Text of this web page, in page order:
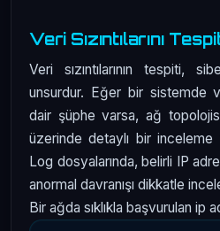
Veri Sızıntılarını
Veri sızıntılarının tespiti,
unsurdur. Eğer bir sistemde
dair şüphe varsa, ağ
üzerinde detaylı bir
Log dosyalarında, belirli IP
anormal davranışı dikkatle
Bir ağda sıklıkla başvurulan ip